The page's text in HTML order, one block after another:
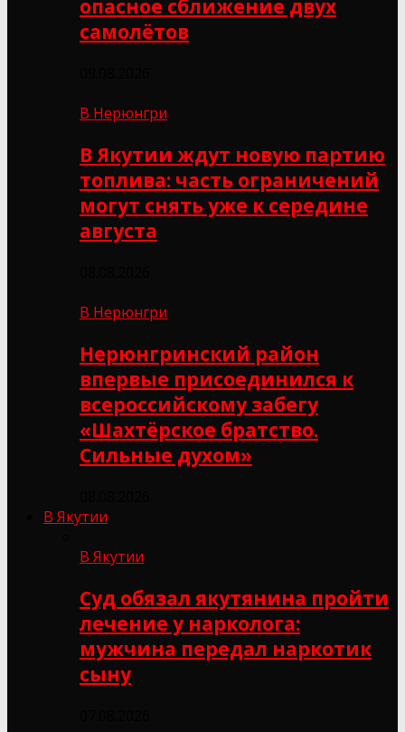
опасное сближение двух
самолётов
В Нерюнгри
В Якутии ждут новую партию
топлива: часть ограничений
могут снять уже к середине
августа
В Нерюнгри
Нерюнгринский район
впервые присоединился к
всероссийскому забегу
«Шахтёрское братство.
Сильные духом»
В Якутии
В Якутии
Суд обязал якутянина пройти
лечение у нарколога:
мужчина передал наркотик
сыну